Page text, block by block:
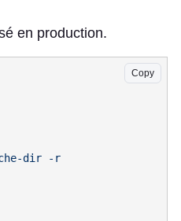
en production.
Copy
dir -r